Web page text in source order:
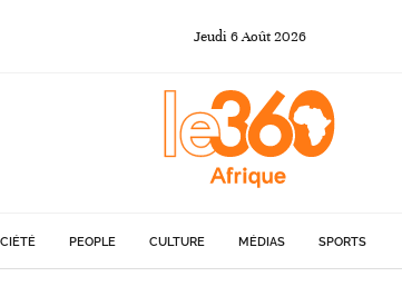
Jeudi 6Août 2026
PEOPLE CULTURE MÉDIAS SPORTS